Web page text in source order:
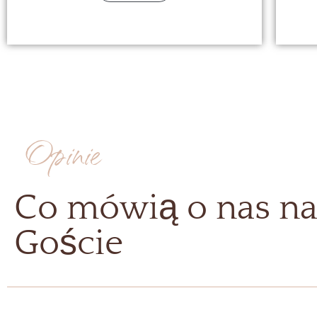
Opinie
Co mówią o nas
Goście